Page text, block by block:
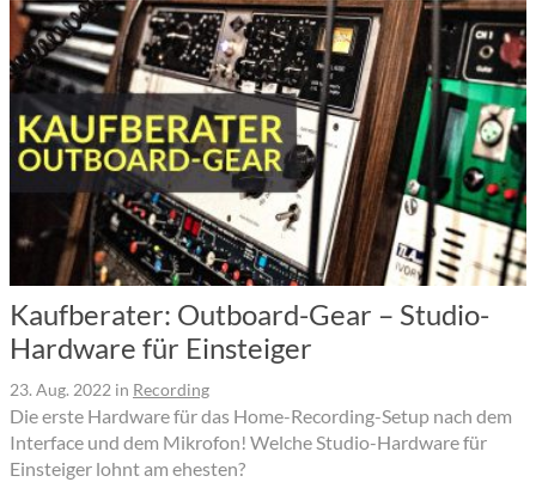
Kaufberater: Outboard-Gear – Studio-
Hardware für Einsteiger
23. Aug. 2022 in Recording
Die erste Hardware für das Home-Recording-Setup nach dem
Interface und dem Mikrofon! Welche Studio-Hardware für
Einsteiger lohnt am ehesten?